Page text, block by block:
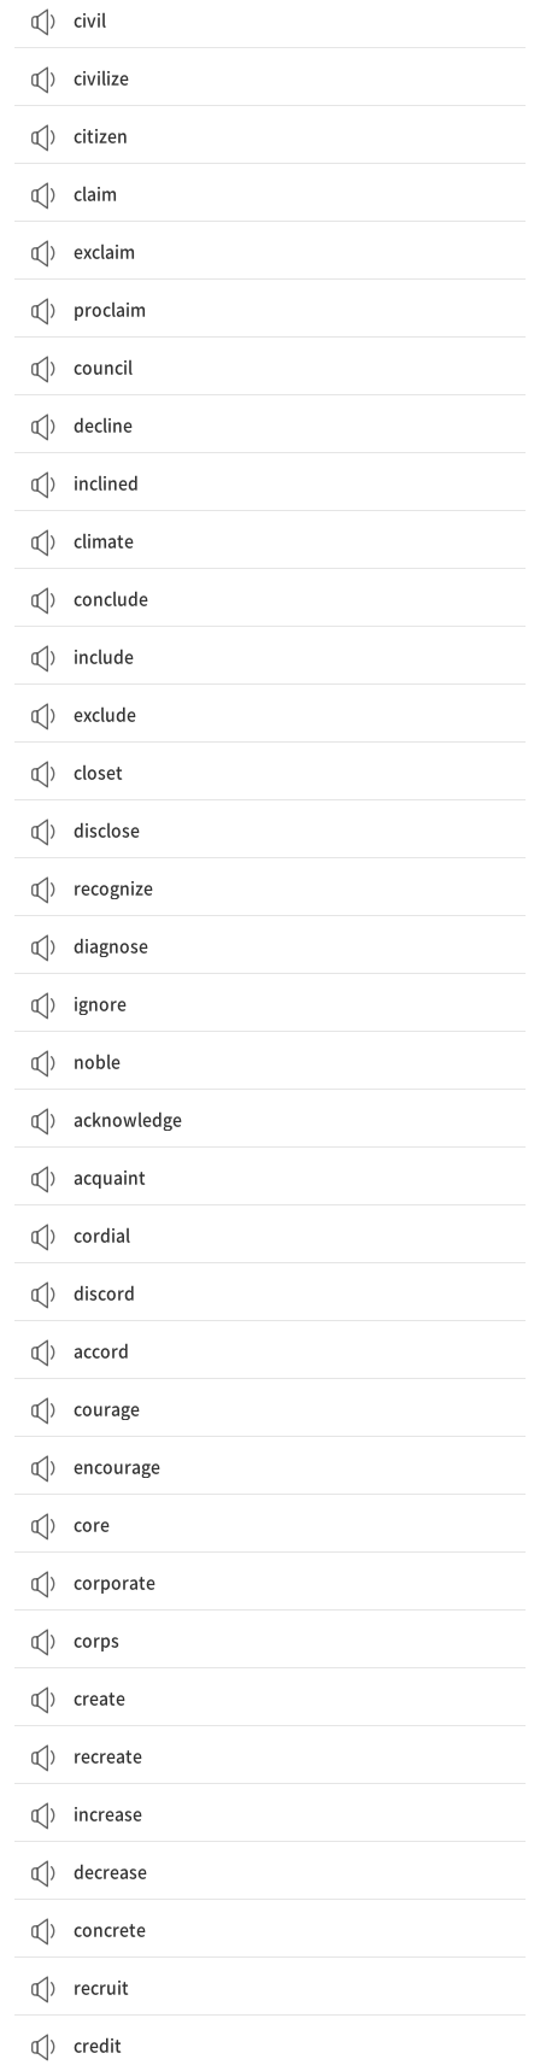
civil
civilize
citizen
claim
exclaim
proclaim
council
decline
inclined
climate
conclude
include
exclude
closet
disclose
recognize
diagnose
ignore
noble
acknowledge
acquaint
cordial
discord
accord
courage
encourage
core
corporate
corps
create
recreate
increase
decrease
concrete
recruit
credit